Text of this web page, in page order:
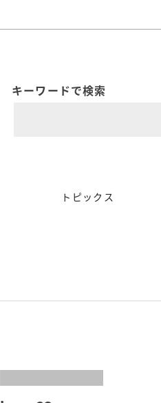
キーワードで検索
トピックス